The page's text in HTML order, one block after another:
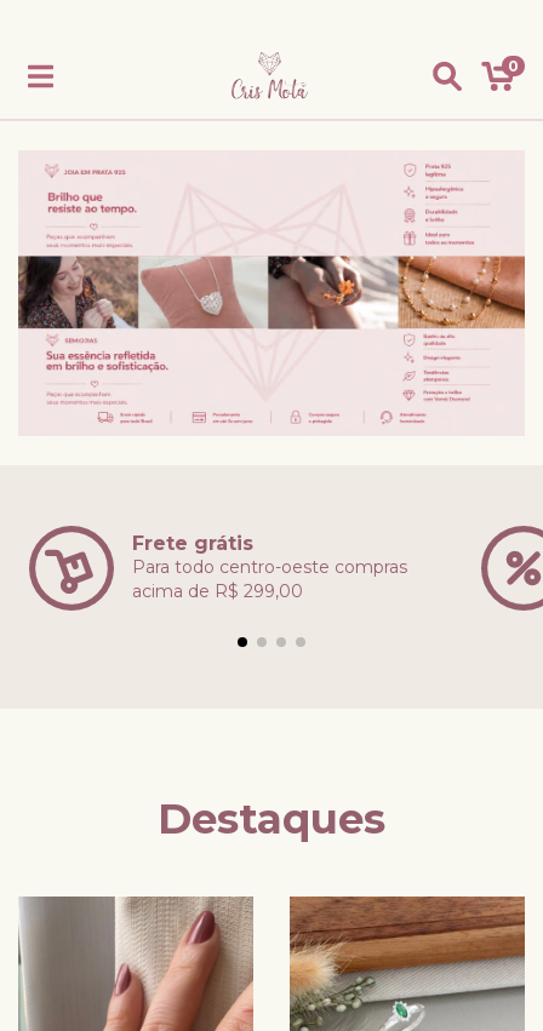
0
Frete grátis
Para todo centro-oeste compras
acima de R$ 299,00
Destaques